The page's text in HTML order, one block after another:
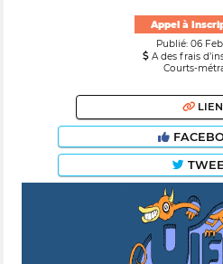
Appel à
Publié: 06
A des frais
Courts-
LIEN